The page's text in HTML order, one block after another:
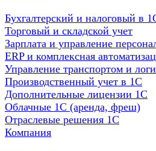
Бухгалтерский и налоговый в
Торговый и складской учет
Зарплата и управление
ERP и комплексная
Управление транспортом и
Производственный учет в 1С
Дополнительные лицензии 1С
Облачные 1С (аренда, фреш)
Отраслевые решения 1С
Компания